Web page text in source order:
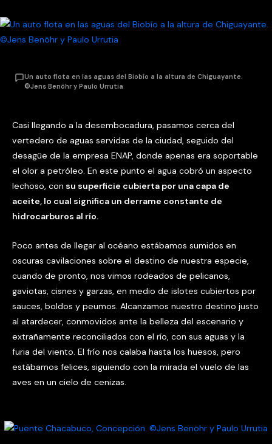
Un auto flota en las aguas del Biobío a la altura de Chiguayante.
©Jens Benöhr y Paulo Urrutia
Casi llegando a la desembocadura, pasamos cerca del
vertedero de aguas servidas de la ciudad, seguido del
desagüe de la empresa ENAP, donde apenas era soportable
el olor a petróleo. En este punto el agua cobró un aspecto
lechoso, con su superficie cubierta por una capa de
aceite, lo cual significa un derrame constante de
hidrocarburos al río.
Poco antes de llegar al océano estábamos sumidos en
oscuras cavilaciones sobre el destino de nuestra especie,
cuando de pronto, nos vimos rodeados de pelicanos,
gaviotas, cisnes y garzas, en medio de islotes cubiertos por
sauces, boldos y peumos. Alcanzamos nuestro destino justo
al atardecer, conmovidos ante la belleza del escenario y
extrañamente reconciliados con el río, con sus aguas y la
furia del viento. El frío nos calaba hasta los huesos, pero
estábamos felices, siguiendo con la mirada el vuelo de las
aves en un cielo de cenizas.